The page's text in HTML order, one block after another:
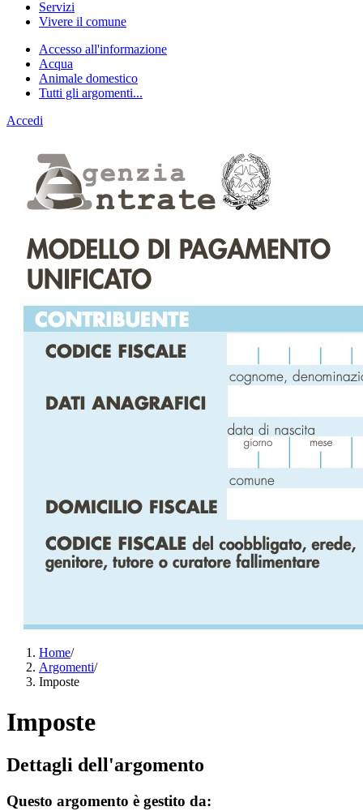
Servizi
Vivere il comune
Accesso all'informazione
Acqua
Animale domestico
Tutti gli argomenti...
Accedi
Home/
Argomenti/
Imposte
Imposte
Dettagli dell'argomento
Questo argomento è gestito da: